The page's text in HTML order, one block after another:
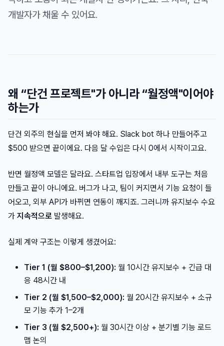
개발자가 채울 수 있어요.
왜 “단건 프로젝트"가 아니라 “월정액"이어야
하는가
단건 외주의 현실을 먼저 봐야 해요. Slack bot 하나 만들어주고
$500 받으면 끝이에요. 다음 달 수입은 다시 0에서 시작이고요.
반면 월정액 모델은 달라요. 스타트업 입장에서 내부 도구는 처음
만들고 끝이 아니에요. 버그가 나고, 팀이 커지면서 기능 요청이 들
어오고, 외부 API가 바뀌면 연동이 깨지죠. 그러니까 유지보수 수요
가 지속적으로 발생해요.
실제 계약 구조는 이렇게 생겼어요:
Tier 1 (월 $800–$1,200): 월 10시간 유지보수 + 긴급 대
응 48시간 내
Tier 2 (월 $1,500–$2,000): 월 20시간 유지보수 + 소규
모 기능 추가 1–2개
Tier 3 (월 $2,500+): 월 30시간 이상 + 분기별 기능 로드
맵 논의